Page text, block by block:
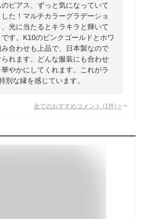
ピアス、ずっと気になっていて
た！マルチカラーグラデーショ
光に当たるとキラキラと輝いて
す。K10のピンクゴールドとホワ
合わせも上品で、日本製なので
れます。どんな服装にも合わせ
やかにしてくれます。これがラ
別な縁を感じています。
全てのおすすめコメント (1 件) >